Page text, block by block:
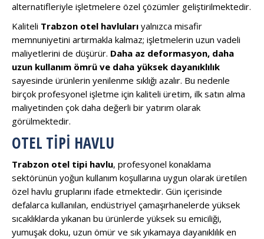
alternatifleriyle işletmelere özel çözümler geliştirilmektedir.
Kaliteli Trabzon otel havluları yalnızca misafir
memnuniyetini artırmakla kalmaz; işletmelerin uzun vadeli
maliyetlerini de düşürür. Daha az deformasyon, daha
uzun kullanım ömrü ve daha yüksek dayanıklılık
sayesinde ürünlerin yenilenme sıklığı azalır. Bu nedenle
birçok profesyonel işletme için kaliteli üretim, ilk satın alma
maliyetinden çok daha değerli bir yatırım olarak
görülmektedir.
OTEL TIPI HAVLU
Trabzon otel tipi havlu, profesyonel konaklama
sektörünün yoğun kullanım koşullarına uygun olarak üretilen
özel havlu gruplarını ifade etmektedir. Gün içerisinde
defalarca kullanılan, endüstriyel çamaşırhanelerde yüksek
sıcaklıklarda yıkanan bu ürünlerde yüksek su emiciliği,
yumuşak doku, uzun ömür ve sık yıkamaya dayanıklılık en